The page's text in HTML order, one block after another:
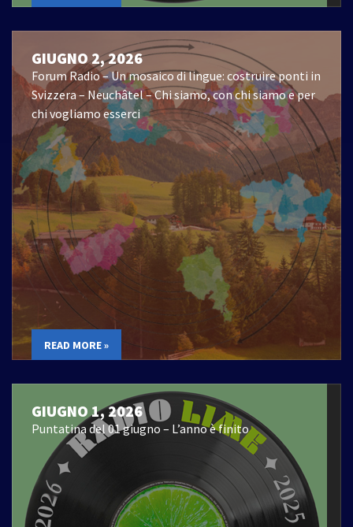
GIUGNO 2, 2026
Forum Radio – Un mosaico di lingue: costruire ponti in
Svizzera – Neuchâtel – Chi siamo, con chi siamo e per
chi vogliamo esserci
READ MORE »
GIUGNO 1, 2026
Puntatina del 01 giugno – L’anno è finito